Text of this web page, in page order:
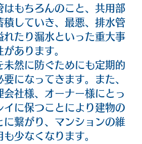
はもちろんのこと、共用部
積していき、最悪、排水管
れたり漏水といった重大事
あります。
未然に防ぐためにも定期的
になってきます。また、
社様、オーナー様にとっ
イに保つことにより建物の
に繋がり、マンションの維
少なくなります。